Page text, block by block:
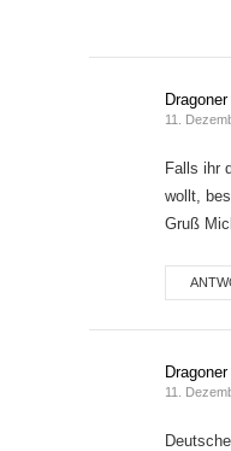
Dragoner
11.
Falls ihr
wollt,
Gruß
Dragoner
11.